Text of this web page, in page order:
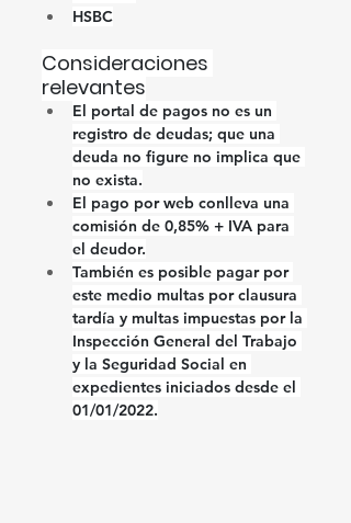
HSBC
Consideraciones
relevantes
El portal de pagos no es un
registro de deudas; que una
deuda no figure no implica que
no exista.
El pago por web conlleva una
comisión de 0,85% + IVA para
el deudor.
También es posible pagar por
este medio multas por clausura
tardía y multas impuestas por la
Inspección General del Trabajo
y la Seguridad Social en
expedientes iniciados desde el
01/01/2022.